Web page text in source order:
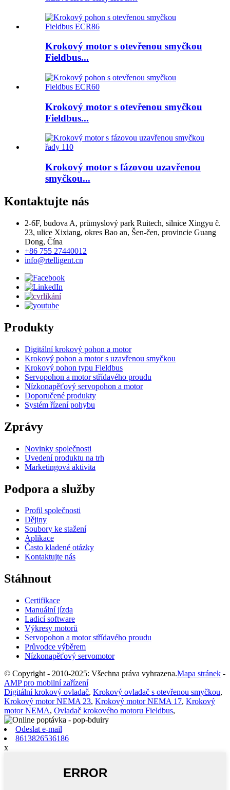
Krokový motor s otevřenou smyčkou
Fieldbus...
Krokový motor s otevřenou smyčkou
Fieldbus...
Krokový motor s fázovou uzavřenou
smyčkou...
Kontaktujte nás
2-6F, budova A, průmyslový park Ruitech, silnice Xingyu č.
23, ulice Xixiang, okres Bao an, Šen-čen, provincie Guang
Dong, Čína
+86 755 27440012
info@rtelligent.cn
Produkty
Digitální krokový pohon a motor
Krokový pohon a motor s uzavřenou smyčkou
Krokový pohon typu Fieldbus
Servopohon a motor střídavého proudu
Nízkonapěťový servopohon a motor
Doporučené produkty
Systém řízení pohybu
Zprávy
Novinky společnosti
Uvedení produktu na trh
Marketingová aktivita
Podpora a služby
Profil společnosti
Dějiny
Soubory ke stažení
Aplikace
Často kladené otázky
Kontaktujte nás
Stáhnout
Certifikace
Manuální jízda
Ladicí software
Výkresy motorů
Servopohon a motor střídavého proudu
Průvodce výběrem
Nízkonapěťový servomotor
© Copyright - 2010-2025: Všechna práva vyhrazena.Mapa stránek -
AMP pro mobilní zařízení
Digitální krokový ovladač, Krokový ovladač s otevřenou smyčkou,
Krokový motor NEMA 23, Krokový motor NEMA 17, Krokový
motor NEMA, Ovladač krokového motoru Fieldbus,
Odeslat e-mail
8613826536186
x